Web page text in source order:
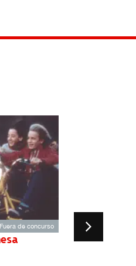
Fuera de concurso